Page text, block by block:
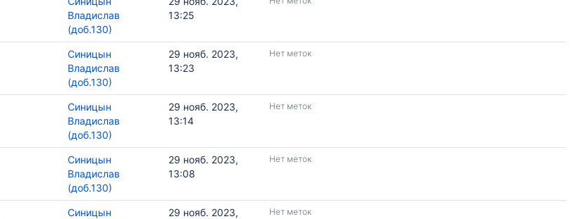
Владислав
(доб.130)
13:25
Синицын
Владислав
(доб.130)
29 нояб. 2023,
13:23
Нет меток
Синицын
Владислав
(доб.130)
29 нояб. 2023,
13:14
Нет меток
Синицын
Владислав
(доб.130)
29 нояб. 2023,
13:08
Нет меток
Синицын
29 нояб. 2023,
Нет меток